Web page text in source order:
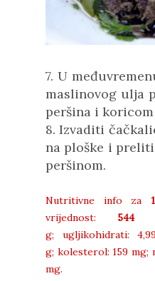
7. U
maslinovog ulja
peršina i
8. Izvaditi
na ploške i
peršinom.
Nutritivne info za
vrijednost: 544
g; ugljikohidrati:
g; kolesterol: 159 mg;
mg.